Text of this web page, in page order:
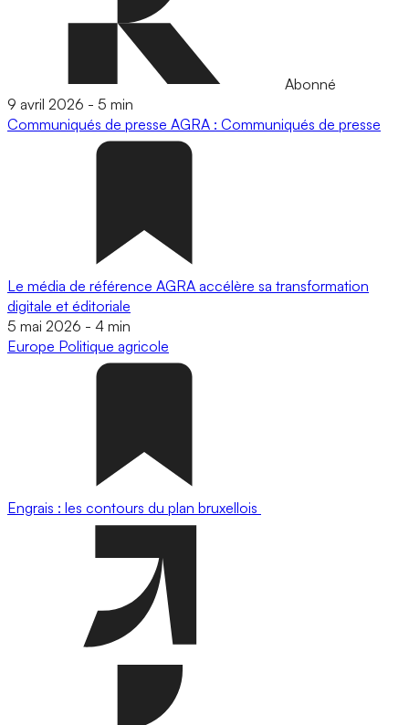
Abonné
9 avril 2026 - 5 min
Communiqués de presse AGRA : Communiqués de presse
Le média de référence AGRA accélère sa transformation
digitale et éditoriale
5 mai 2026 - 4 min
Europe Politique agricole
Engrais : les contours du plan bruxellois